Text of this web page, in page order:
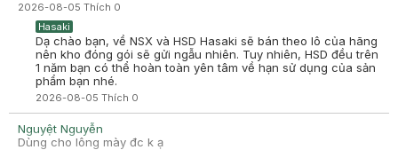
2026-08-05 Thích 0
Hasaki
Dạ chào bạn, về NSX và HSD Hasaki sẽ bán theo lô của hãng
nên kho đóng gói sẽ gửi ngẫu nhiên. Tuy nhiên, HSD đều trên
1 năm bạn có thể hoàn toàn yên tâm về hạn sử dụng của sản
phẩm bạn nhé.
2026-08-05 Thích 0
Nguyệt Nguyễn
Dùng cho lông mày đc k ạ